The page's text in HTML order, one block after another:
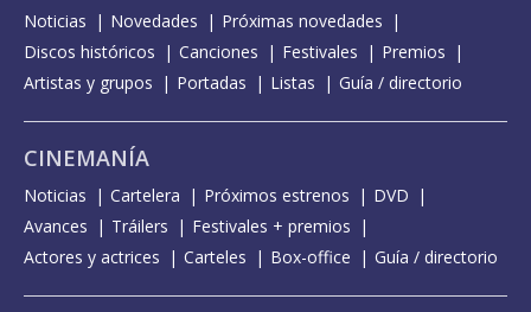
Noticias Novedades
Próximas novedades
Discos históricos
Canciones Festivales
Premios
Artistas y grupos
Portadas Listas Guía / directorio
CINEMANÍA
Noticias Cartelera Próximos estrenos
DVD
Avances
Tráilers
Festivales + premios
Actores y actrices
Carteles Box-office Guía / directorio